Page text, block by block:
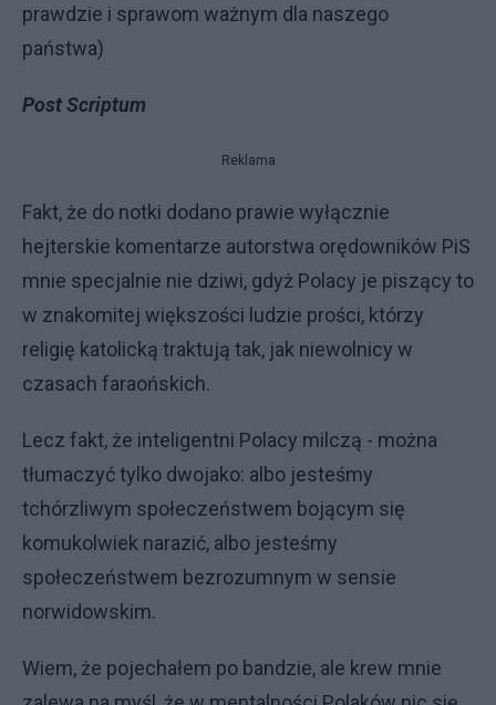
prawdzie i sprawom ważnym dla naszego
państwa)
Post Scriptum
Reklama
Fakt, że do notki dodano prawie wyłącznie
hejterskie komentarze autorstwa orędowników PiS
mnie specjalnie nie dziwi, gdyż Polacy je piszący to
w znakomitej większości ludzie prości, którzy
religię katolicką traktują tak, jak niewolnicy w
czasach faraońskich.
Lecz fakt, że inteligentni Polacy milczą - można
tłumaczyć tylko dwojako: albo jesteśmy
tchórzliwym społeczeństwem bojącym się
komukolwiek narazić, albo jesteśmy
społeczeństwem bezrozumnym w sensie
norwidowskim.
Wiem, że pojechałem po bandzie, ale krew mnie